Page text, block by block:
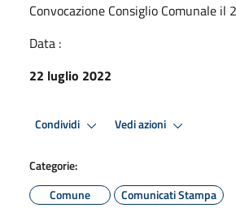
Convocazione Consiglio Comunale il
Data :
22 luglio 2022
Condividi Vedi azioni
Categorie:
Comune
Comunicati Stampa